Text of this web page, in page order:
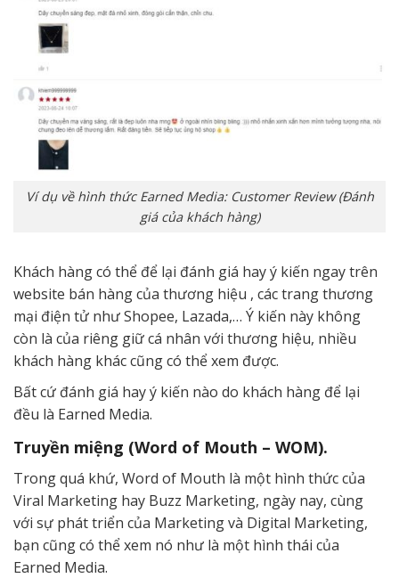
Ví dụ về hình thức Earned Media: Customer Review (Đánh
giá của khách hàng)
Khách hàng có thể để lại đánh giá hay ý kiến ngay trên
website bán hàng của thương hiệu , các trang thương
mại điện tử như Shopee, Lazada,… Ý kiến này không
còn là của riêng giữ cá nhân với thương hiệu, nhiều
khách hàng khác cũng có thể xem được.
Bất cứ đánh giá hay ý kiến nào do khách hàng để lại
đều là Earned Media.
Truyền miệng (Word of Mouth – WOM).
Trong quá khứ, Word of Mouth là một hình thức của
Viral Marketing hay Buzz Marketing, ngày nay, cùng
với sự phát triển của Marketing và Digital Marketing,
bạn cũng có thể xem nó như là một hình thái của
Earned Media.